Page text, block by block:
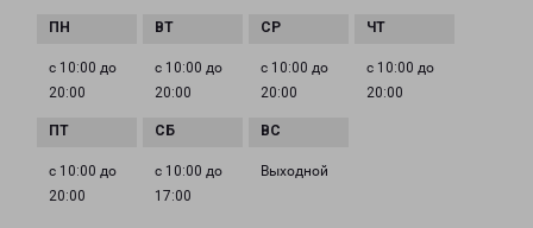
с 10:00 до
20:00
с 10:00 до
20:00
с 10:00 до
20:00
с 10:00 до
20:00
с 10:00 до
20:00
с 10:00 до
17:00
Выходной